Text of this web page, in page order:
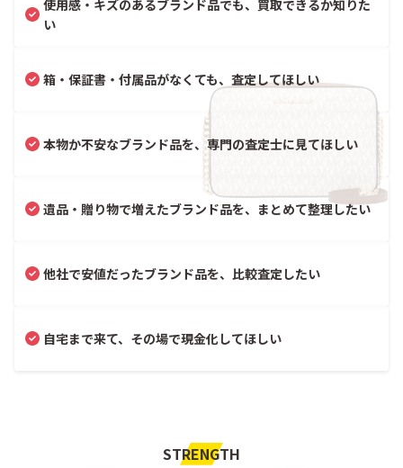
使用感・キズのあるブランド品でも、買取できるか知りた
い
箱・保証書・付属品がなくても、査定してほしい
本物か不安なブランド品を、専門の査定士に見てほしい
遺品・贈り物で増えたブランド品を、まとめて整理したい
他社で安値だったブランド品を、比較査定したい
自宅まで来て、その場で現金化してほしい
STRENGTH